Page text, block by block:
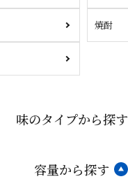
焼酎
味のタイプから探す
容量から探す